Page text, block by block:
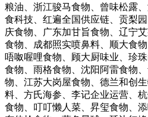
粮油、浙江骏马食物、曾味松露
食科技、红遍全国供应链、贡梨
庆食物、广东加甘旨食物、辽宁
食物、成都照实喷鼻料、顺大食
唔呶喔哩食物、顾大厨味业、珍
食物、雨格食物、沈阳阿雷食物
物、江苏大岗屋食物、德兰和创
料、方氏海参、李记企业运营、
食物、叮叮懒人菜、昇玺食物、